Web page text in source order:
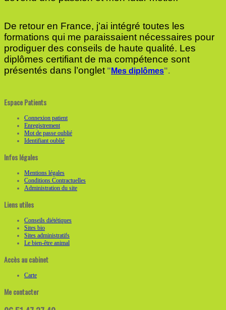
De retour en France, j’ai intégré toutes les
formations qui me paraissaient nécessaires pour
prodiguer des conseils de haute qualité. Les
diplômes certifiant de ma compétence sont
présentés dans l’onglet " Mes diplômes".
Espace Patients
Connexion patient
Enregistrement
Mot de passe oublié
Identifiant oublié
Infos légales
Mentions légales
Conditions Contractuelles
Administration du site
Liens utiles
Conseils diététiques
Sites bio
Sites administratifs
Le bien-être animal
Accès au cabinet
Carte
Me contacter